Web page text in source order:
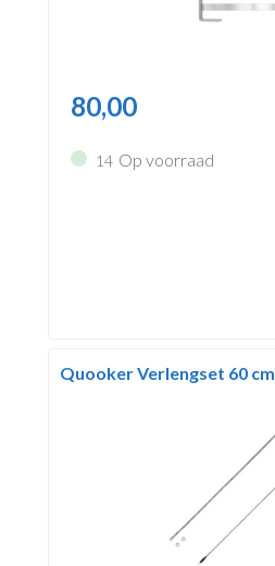
80,00
14 Op voorraad
Quooker Verlengset 60 cm